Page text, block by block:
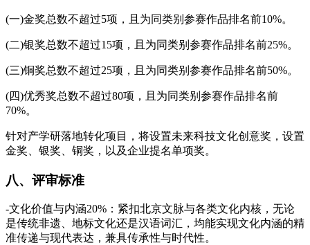
(一)金奖总数不超过5项，且为同类别参赛作品排名前10%。
(二)银奖总数不超过15项，且为同类别参赛作品排名前25%。
(三)铜奖总数不超过25项，且为同类别参赛作品排名前50%。
(四)优秀奖总数不超过80项，且为同类别参赛作品排名前
70%。
针对产学研落地转化项目，将设置未来科技文化创意奖，设置
金奖、银奖、铜奖，以及企业提名单项奖。
八、评审标准
-文化价值与内涵20%：紧扣北京文脉与各类文化内核，无论
是传统非遗、地标文化还是汉语词汇，均能实现文化内涵的精
准传递与现代表达，兼具传承性与时代性。